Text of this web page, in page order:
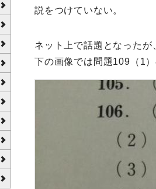
説をつけていない。
ネット上で話題となったが
下の画像では問題109（1